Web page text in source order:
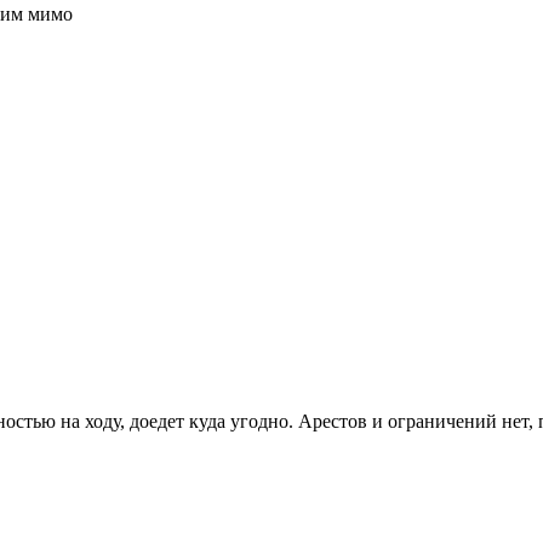
мимо
на ходу, доедет куда угодно. Арестов и ограничений